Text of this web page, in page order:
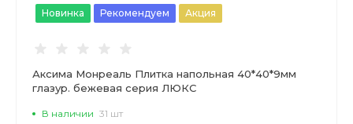
Новинка Рекомендуем Акция
Аксима Монреаль Плитка напольная 40*40*9мм
глазур. бежевая серия ЛЮКС
В наличии 31 шт